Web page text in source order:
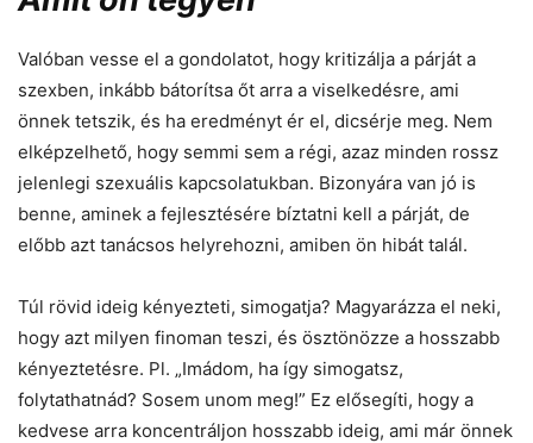
Valóban vesse el a gondolatot, hogy kritizálja a párját a
szexben, inkább bátorítsa őt arra a viselkedésre, ami
önnek tetszik, és ha eredményt ér el, dicsérje meg. Nem
elképzelhető, hogy semmi sem a régi, azaz minden rossz
jelenlegi szexuális kapcsolatukban. Bizonyára van jó is
benne, aminek a fejlesztésére bíztatni kell a párját, de
előbb azt tanácsos helyrehozni, amiben ön hibát talál.
Túl rövid ideig kényezteti, simogatja? Magyarázza el neki,
hogy azt milyen finoman teszi, és ösztönözze a hosszabb
kényeztetésre. Pl. „Imádom, ha így simogatsz,
folytathatnád? Sosem unom meg!” Ez elősegíti, hogy a
kedvese arra koncentráljon hosszabb ideig, ami már önnek